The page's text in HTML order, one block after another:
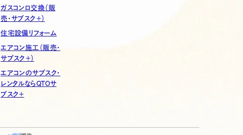
ガスコンロ交換（販
売・サブスク＋）
住宅設備リフォーム
エアコン施工（販売・
サブスク＋）
エアコンのサブスク・
レンタルならQTOサ
ブスク＋